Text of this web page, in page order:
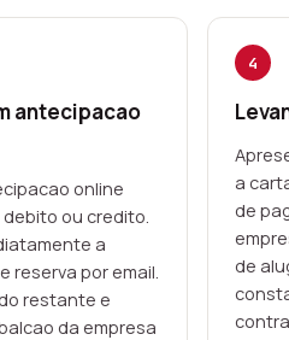
antecipacao
online
ou credito.
a
reserva por email.
restante e
da empresa
4
a
de
de